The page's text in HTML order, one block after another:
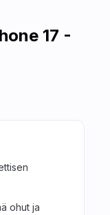
17 -
ohut ja